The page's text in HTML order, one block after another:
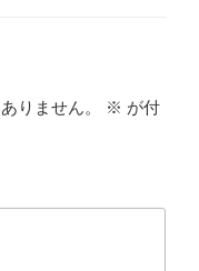
りません。 ※ が付